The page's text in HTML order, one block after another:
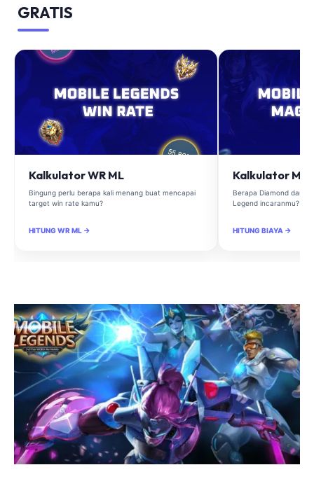
GRATIS
Kalkulator WR ML
Bingung perlu berapa kali menang buat mencapai
target win rate kamu?
HITUNG WR ML →
Kalkulator
Berapa Diamond dan
Legend incaranmu?
HITUNG BIAYA →